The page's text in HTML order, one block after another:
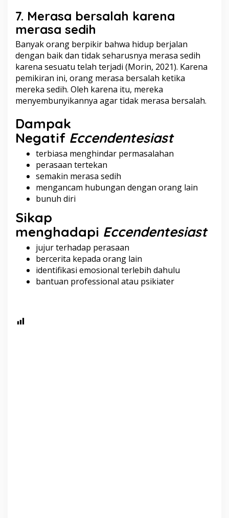
7. Merasa bersalah karena
merasa sedih
Banyak orang berpikir bahwa hidup berjalan
dengan baik dan tidak seharusnya merasa sedih
karena sesuatu telah terjadi (Morin, 2021). Karena
pemikiran ini, orang merasa bersalah ketika
mereka sedih. Oleh karena itu, mereka
menyembunyikannya agar tidak merasa bersalah.
Dampak
Negatif Eccendentesiast
terbiasa menghindar permasalahan
perasaan tertekan
semakin merasa sedih
mengancam hubungan dengan orang lain
bunuh diri
Sikap
menghadapi Eccendentesiast
jujur terhadap perasaan
bercerita kepada orang lain
identifikasi emosional terlebih dahulu
bantuan professional atau psikiater